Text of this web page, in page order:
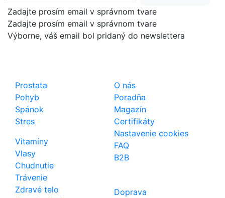
Zadajte prosím email v správnom tvare
Zadajte prosím email v správnom tvare
Výborne, váš email bol pridaný do newslettera
Prostata
Pohyb
Spánok
Stres
Vitamíny
Vlasy
Chudnutie
Trávenie
Zdravé telo
O nás
Poradňa
Magazín
Certifikáty
Nastavenie cookies
FAQ
B2B
Doprava